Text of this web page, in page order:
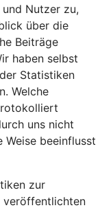
Nutzer zu,
über die
Beiträge
haben selbst
Statistiken
Welche
uns nicht
beeinflusst
zur
veröffentlichten